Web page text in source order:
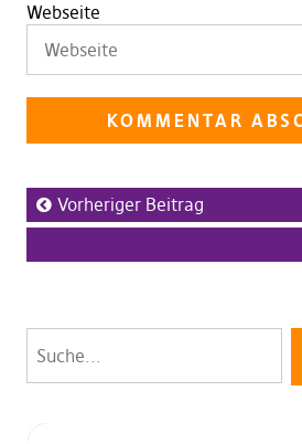
Webseite
Vorheriger Beitrag